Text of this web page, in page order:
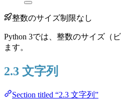
整数のサイズ制限なし
Python 3では、整数のサイズ（
ます。
2.3 文字列
Section titled “2.3 文字列”